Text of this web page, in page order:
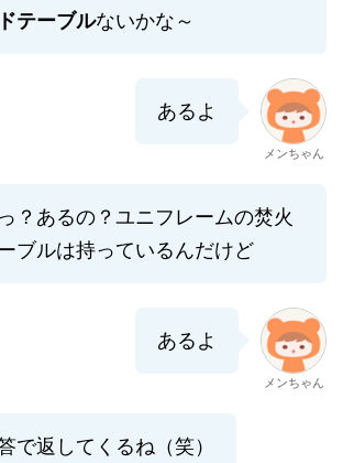
テーブルないかな～
あるよ
メンちゃん
？あるの？ユニフレームの焚火
ブルは持っているんだけど
あるよ
メンちゃん
で返してくるね（笑）